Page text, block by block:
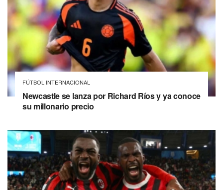
FÚTBOL INTERNACIONAL
Newcastle se lanza por Richard Ríos y ya conoce
su millonario precio